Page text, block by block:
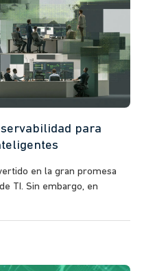
para
en la gran promesa
TI. Sin embargo, en